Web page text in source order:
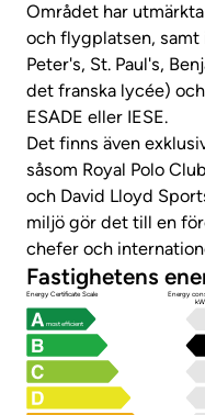
Området har
och flygplatsen,
Peter's, St. Paul's,
det franska lycée)
ESADE eller IESE.
Det finns även
såsom Royal Polo
och David Lloyd
miljö gör det till en
chefer och
Fastighetens
Energy Certificate Scale
Energy
most efficient